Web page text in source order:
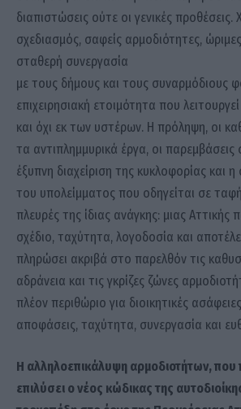
διαπιστώσεις ούτε οι γενικές προθέσεις.
σχεδιασμός, σαφείς αρμοδιότητες,
σταθερή συνεργασία
με τους δήμους και τους συναρμόδιους
επιχειρησιακή ετοιμότητα που
και όχι εκ των υστέρων. Η πρόληψη, οι
τα αντιπλημμυρικά έργα, οι παρεμβάσεις
έξυπνη διαχείριση της κυκλοφορίας και
του υπολείμματος που οδηγείται σε
πλευρές της ίδιας ανάγκης: μιας Αττικής
σχέδιο, ταχύτητα, λογοδοσία και
πληρώσει ακριβά στο παρελθόν τις
αδράνεια και τις γκρίζες ζώνες
πλέον περιθώριο για διοικητικές
αποφάσεις, ταχύτητα, συνεργασία και
Η αλληλοεπικάλυψη αρμοδιοτήτων, που
επιλύσει ο νέος κώδικας της